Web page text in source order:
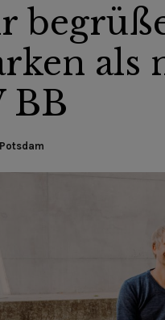
als
BB